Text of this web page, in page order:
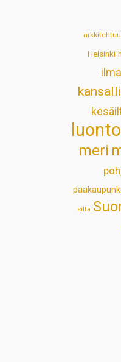
Helsinki
luonto
meri
silta